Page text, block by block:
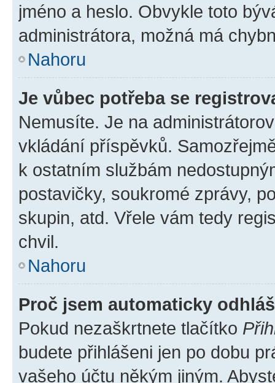
jméno a heslo. Obvykle toto
administrátora, možná má
Nahoru
Je vůbec potřeba se
Nemusíte. Je na
vkládání příspěvků.
k ostatním službám
postavičky, soukromé zprávy,
skupin, atd. Vřele vám tedy
chvil.
Nahoru
Proč jsem automaticky
Pokud nezaškrtnete tlačítko
budete přihlášeni jen po dobu
vašeho účtu někým jiným.